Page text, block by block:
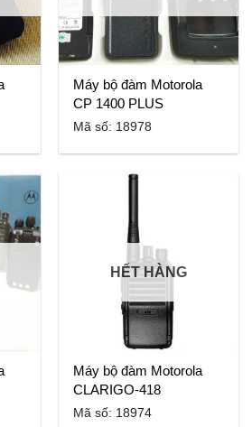
Máy bộ đàm Motorola
CP 1400 PLUS
Mã số: 18978
HẾT HÀNG
Máy bộ đàm Motorola
CLARIGO-418
Mã số: 18974